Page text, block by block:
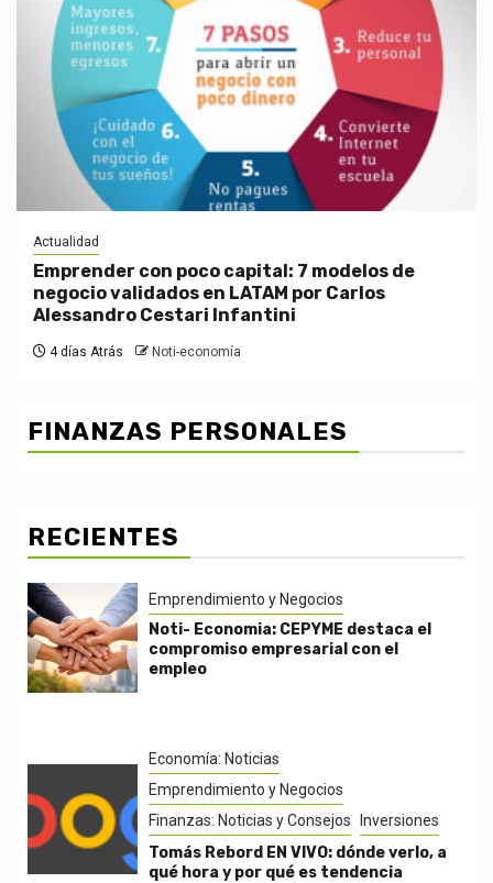
Actualidad
Emprender con poco capital: 7 modelos de
negocio validados en LATAM por Carlos
Alessandro Cestari Infantini
4 días Atrás Noti-economía
FINANZAS PERSONALES
RECIENTES
Emprendimiento y Negocios
Noti- Economia: CEPYME destaca el
compromiso empresarial con el
empleo
Economía: Noticias
Emprendimiento y Negocios
Finanzas: Noticias y Consejos
Inversiones
Tomás Rebord EN VIVO: dónde verlo, a
qué hora y por qué es tendencia